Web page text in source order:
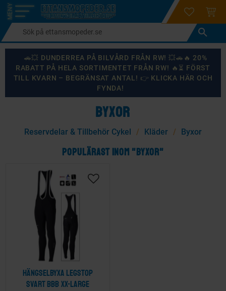
Meny
login
🚗💥 DUNDERREA PÅ BILVÅRD FRÅN RW! 💥🚗🔥 20%
RABATT PÅ HELA SORTIMENTET FRÅN RW! 🔥⏳ FÖRST
TILL KVARN – BEGRÄNSAT ANTAL! 👉 KLICKA HÄR OCH
FYNDA!
BYXOR
Reservdelar & Tillbehör Cykel Kläder Byxor
POPULÄRAST INOM "BYXOR"
Hängselbyxa LegStop
svart BBB XX-Large